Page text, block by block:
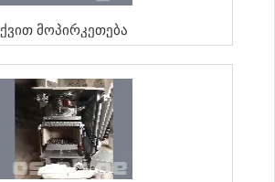
Ქვით Მოპირკეთება